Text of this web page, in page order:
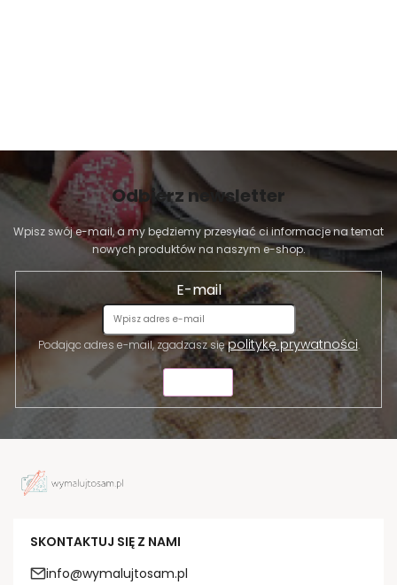
Odbierz newsletter
Wpisz swój e-mail, a my będziemy przesyłać ci informacje na temat
nowych produktów na naszym e-shop.
E-mail
Podając adres e-mail, zgadzasz siępolitykę prywatności.
SKONTAKTUJ SIĘ Z NAMI
info@wymalujtosam.pl